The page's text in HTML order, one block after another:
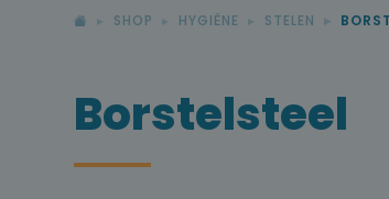
SHOP HYGIËNE STELEN
Borstelsteel